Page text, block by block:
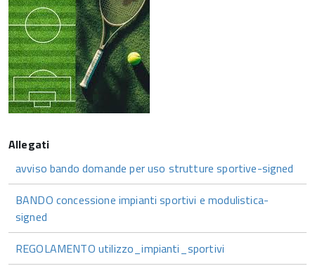
avviso bando domande per uso strutture sportive-signed
BANDO concessione impianti sportivi e modulistica-
signed
REGOLAMENTO utilizzo_impianti_sportivi